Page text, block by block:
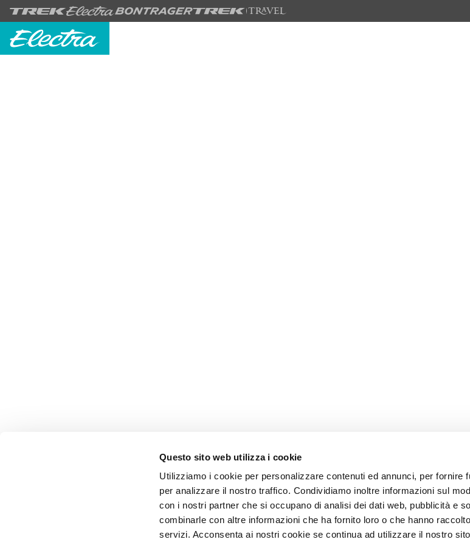
Questo sito web utilizza i cookie
Utilizziamo i cookie per personalizzare contenuti ed annunci, per fornire
per analizzare il nostro traffico. Condividiamo inoltre informazioni sul
con i nostri partner che si occupano di analisi dei dati web, pubblicità e
combinarle con altre informazioni che ha fornito loro o che hanno
servizi. Acconsenta ai nostri cookie se continua ad utilizzare il nostro